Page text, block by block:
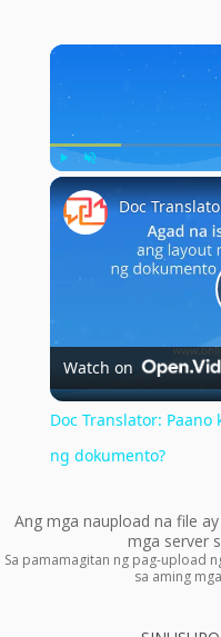
Play Unmute
Watch on
Doc Translator:
ng dokumento?
Ang mga naupload na file
mga server
Sa pamamagitan ng pag-upload
sa aming mga